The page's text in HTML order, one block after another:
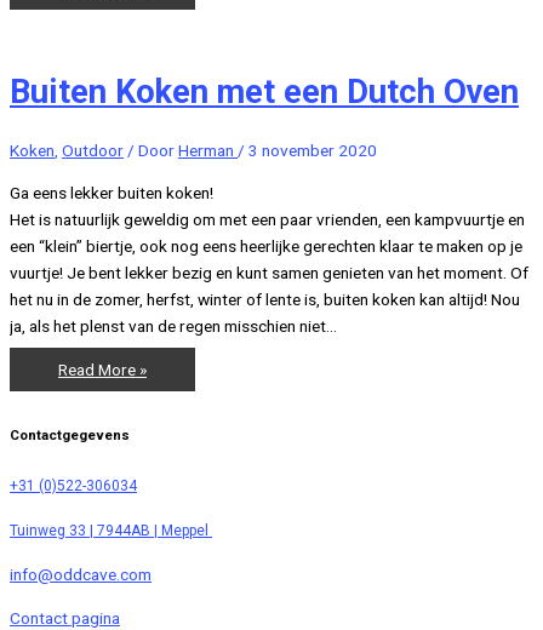
Sukadelappen
aardappelen
Buiten Koken met een Dutch Oven
Koken, Outdoor/ DoorHerman / 3 november 2020
Ga eens lekker buiten koken!
Het is natuurlijk geweldig om met een paar vrienden, een kampvuurtje en
een “klein” biertje, ook nog eens heerlijke gerechten klaar te maken op je
vuurtje! Je bent lekker bezig en kunt samen genieten van het moment. Of
het nu in de zomer, herfst, winter of lente is, buiten koken kan altijd! Nou
ja, als het plenst van de regen misschien niet…
Buiten
Koken
een
Read More »
Contactgegevens
+31 (0)522-306034
Tuinweg 33 | 7944AB | Meppel
info@oddcave.com
Contact pagina